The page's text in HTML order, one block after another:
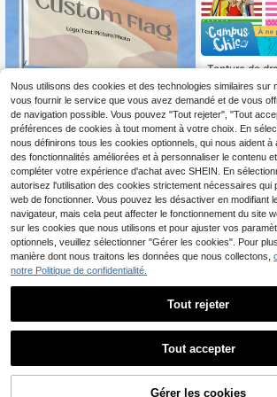
Économiser 0,27€
1 pièce Drapeau personnalisé - Ajo
utez votre propre image et texte - C
onvient pour l'anniversaire, le maria
ge, la fête, la fête des pères, la fête
des mères, la Saint-Valentin, la déc
oration de la maison - Également po
ur la tapisserie personnalisée, le dra
peau de jardin, le drapeau américai
n personnalisé
Dès7,40€ -3% 7,67€
Tenture de
lisée,
sée, soutien
décoration
son, cadeau
Dès8,48€
7/14/21
Dès7,96€
Nous utilisons des cookies et des technologies similaires sur
vous fournir le service que vous avez demandé et de vous
de navigation possible. Vous pouvez "Tout rejeter", "Tout
préférences de cookies à tout moment à votre choix. En
nous définirons tous les cookies optionnels, qui nous aident à
des fonctionnalités améliorées et à personnaliser le contenu
compléter votre expérience d'achat avec SHEIN. En
autorisez l'utilisation des cookies strictement nécessaires qui
web de fonctionner. Vous pouvez les désactiver en modifiant
navigateur, mais cela peut affecter le fonctionnement du site
sur les cookies que nous utilisons et pour ajuster vos
optionnels, veuillez sélectionner "Gérer les cookies". Pour
manière dont nous traitons les données que nous collectons,
notre Politique de confidentialité.
Tout rejeter
Tout accepter
Gérer les cookies